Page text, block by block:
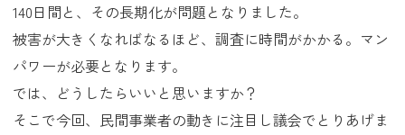
140日間と、その長期化が問題となりました。
被害が大きくなればなるほど、調査に時間がかかる。マン
パワーが必要となります。
では、どうしたらいいと思いますか？
そこで今回、民間事業者の動きに注目し議会でとりあげま